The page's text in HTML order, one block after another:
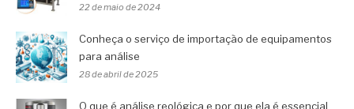
22 de maio de 2024
Conheça o serviço de importação de equipamentos
para análise
28 de abril de 2025
O que é análise reológica e por que ela é essencial